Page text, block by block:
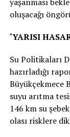
oluşacağı
‘YARISI
Su Politikaları
hazırladığı
Büyükçekmece
suyu arıtma
146 km su
olası risklere